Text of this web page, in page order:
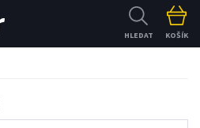
HLEDAT KOŠÍK